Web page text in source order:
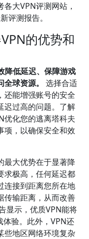
大VPN评测网站，
评测报告。
的优势和
降低延迟、保障游戏
球资源。
选择合适
还能增强账号的安全
迟过高的问题。了解
优化您的逃离塔科夫
项，以确保安全和效
最大优势在于显著降
求极高，任何延迟都
连接到距离您所在地
传输距离，从而改善
显示，优质VPN能将
体验。此外，VPN还
些地区网络环境复杂